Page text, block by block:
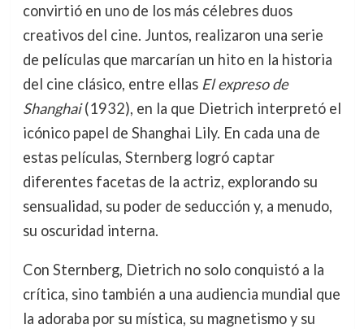
convirtió en uno de los más célebres duos
creativos del cine. Juntos, realizaron una serie
de películas que marcarían un hito en la historia
del cine clásico, entre ellas El expreso de
Shanghai(1932), en la que Dietrich interpretó el
icónico papel de Shanghai Lily. En cada una de
estas películas, Sternberg logró captar
diferentes facetas de la actriz, explorando su
sensualidad, su poder de seducción y, a menudo,
su oscuridad interna.
Con Sternberg, Dietrich no solo conquistó a la
crítica, sino también a una audiencia mundial que
la adoraba por su mística, su magnetismo y su